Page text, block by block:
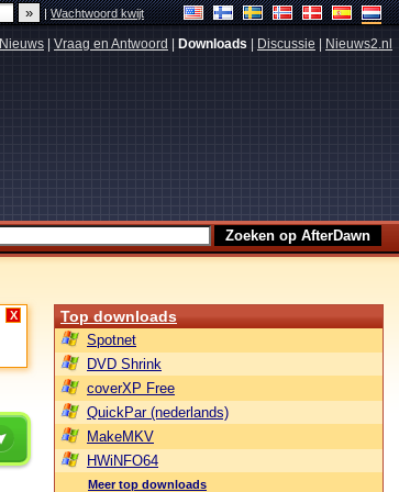
|Wachtwoord kwijt
Nieuws Vraag en Antwoord Downloads Discussie Nieuws2.nl
X Top downloads
Spotnet
DVD Shrink
coverXP Free
QuickPar (nederlands)
MakeMKV
HWiNFO64
Meer top downloads